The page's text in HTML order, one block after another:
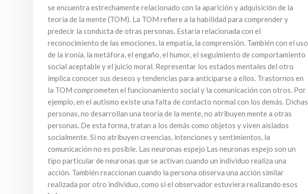
se encuentra estrechamente relacionado con la aparición y adquisición de la
teoría de la mente (TOM). La TOM refiere a la habilidad para comprender y
predecir la conducta de otras personas. Estaría relacionada con el
reconocimiento de las emociones, la empatía, la comprensión. También con el uso
de la ironía, la metáfora, el engaño, el humor, el seguimiento de comportamiento
social aceptable y el juicio moral. Representar los estados mentales del otro
implica conocer sus deseos y tendencias para anticiparse a ellos. Trastornos en
la TOM comprometen el funcionamiento social y la comunicación con otros. Por
ejemplo, en el autismo existe una falta de contacto normal con los demás. Dichas
personas, no desarrollan una teoría de la mente, no atribuyen mente a otras
personas. De esta forma, tratan a los demás como objetos y viven aislados
socialmente. Si no atribuyen creencias, intenciones y sentimientos, la
comunicación no es posible. Las neuronas espejo Las neuronas espejo son un
tipo particular de neuronas que se activan cuando un individuo realiza una
acción. También reaccionan cuando la persona observa una acción similar
realizada por otro individuo, como si el observador estuviera realizando esos